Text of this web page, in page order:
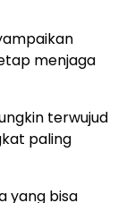
menjaga
terwujud
paling
yang bisa